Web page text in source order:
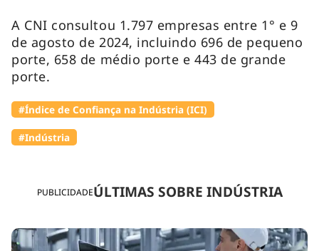
PUBLICIDADEÚLTIMAS SOBRE INDÚSTRIA
A CNI consultou 1.797 empresas entre 1° e 9
de agosto de 2024, incluindo 696 de pequeno
porte, 658 de médio porte e 443 de grande
porte.
#Índice de Confiança na Indústria (ICI)
#Indústria